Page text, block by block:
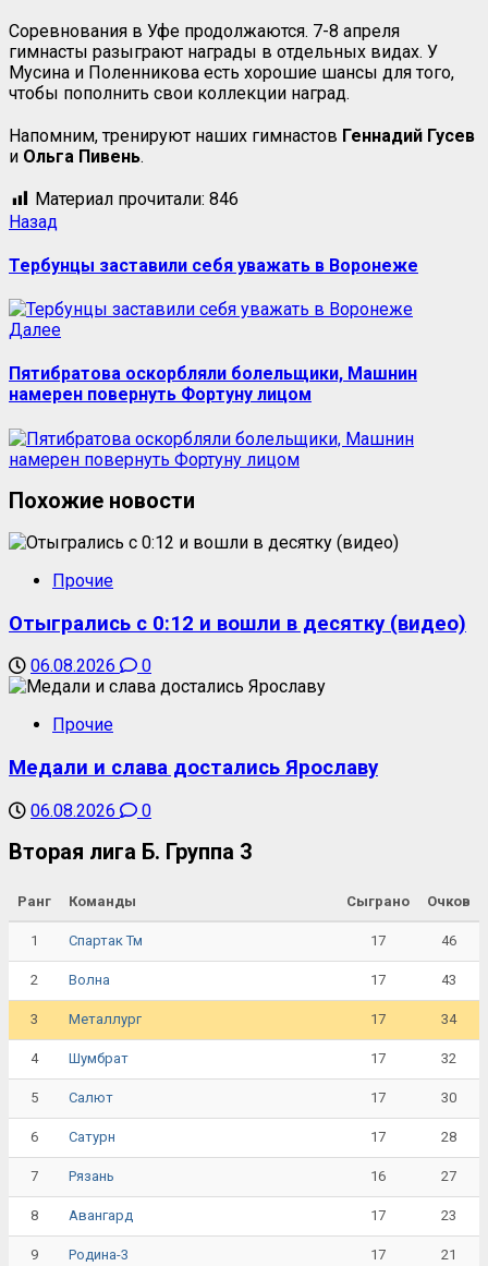
Соревнования в Уфе продолжаются. 7-8 апреля
гимнасты разыграют награды в отдельных видах. У
Мусина и Поленникова есть хорошие шансы для того,
чтобы пополнить свои коллекции наград.
Напомним, тренируют наших гимнастов Геннадий Гусев
и Ольга Пивень.
Материал прочитали: 846
Назад
Тербунцы заставили себя уважать в Воронеже
Далее
Пятибратова оскорбляли болельщики, Машнин
намерен повернуть Фортуну лицом
Похожие новости
Прочие
Отыгрались с 0:12 и вошли в десятку (видео)
06.08.2026 0
Прочие
Медали и слава достались Ярославу
06.08.2026 0
Вторая лига Б. Группа 3
Ранг Команды Сыграно Очков
1 Спартак Тм 17 46
2 Волна 17 43
3 Металлург 17 34
4 Шумбрат 17 32
5 Салют 17 30
6 Сатурн 17 28
7 Рязань 16 27
8 Авангард 17 23
9 Родина-3 17 21